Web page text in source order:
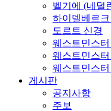
벨기에 (네덜
하이델베르
도르트 신경
웨스트민스
웨스트민스
웨스트민스
게시판
공지사항
주보